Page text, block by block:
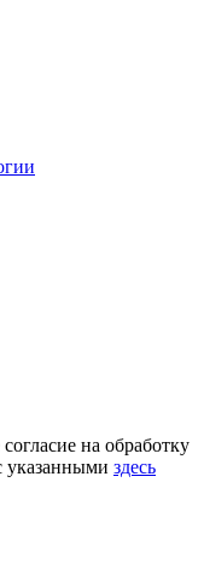
на обработку
указанными здесь